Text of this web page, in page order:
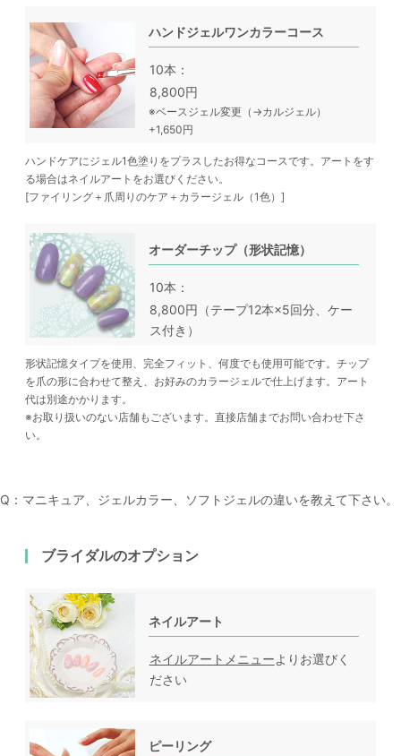
ハンドジェルワンカラーコース
10本
8,800円
※ベースジェル変更（→カルジェル）
+1,650円
ハンドケアにジェル1色塗りをプラスしたお得なコースです。アートをす
る場合はネイルアートをお選びください。
[ファイリング＋爪周りのケア＋カラージェル（1色）]
オーダーチップ（形状記憶）
10本
8,800円（テープ12本×5回分、ケー
ス付き）
形状記憶タイプを使用、完全フィット、何度でも使用可能です。チップ
を爪の形に合わせて整え、お好みのカラージェルで仕上げます。アート
代は別途かかります。
※お取り扱いのない店舗もございます。直接店舗までお問い合わせ下さ
い。
Q：マニキュア、ジェルカラー、ソフトジェルの違いを教えて下さい。
ブライダルのオプション
ネイルアート
ネイルアートメニューよりお選びく
ださい
ピーリング